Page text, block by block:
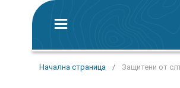
Начална страница / Защитени от